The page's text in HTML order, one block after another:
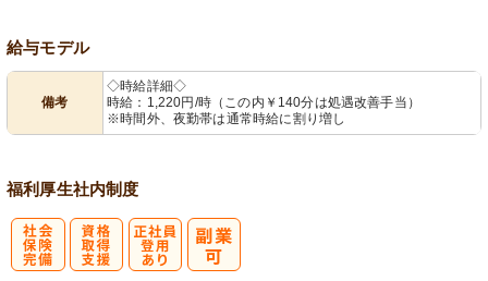
給与モデル
備考
◇時給詳細◇
時給：1,220円/時（この内￥140分は処遇改善手当）
※時間外、夜勤帯は通常時給に割り増し
福利厚生社内制度